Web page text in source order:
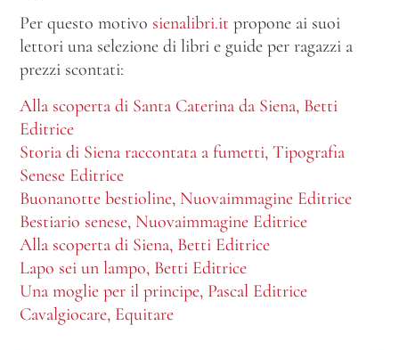
Per questo motivo sienalibri.it propone ai suoi
lettori una selezione di libri e guide per ragazzi a
prezzi scontati:
Alla scoperta di Santa Caterina da Siena, Betti
Editrice
Storia di Siena raccontata a fumetti, Tipografia
Senese Editrice
Buonanotte bestioline, Nuovaimmagine Editrice
Bestiario senese, Nuovaimmagine Editrice
Alla scoperta di Siena, Betti Editrice
Lapo sei un lampo, Betti Editrice
Una moglie per il principe, Pascal Editrice
Cavalgiocare, Equitare